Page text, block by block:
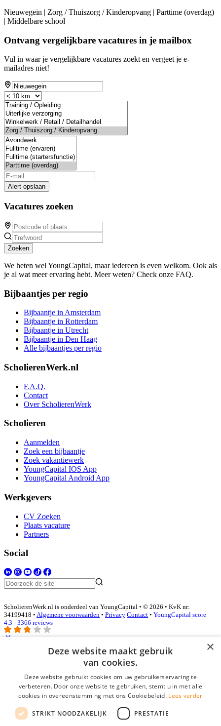
Nieuwegein | Zorg / Thuiszorg / Kinderopvang | Parttime (overdag)
| Middelbare school
Ontvang vergelijkbare vacatures in je mailbox
Vul in waar je vergelijkbare vacatures zoekt en vergeet je e-
mailadres niet!
Alert opslaan
Vacatures zoeken
Zoeken
We heten wel YoungCapital, maar iedereen is even welkom. Ook als
je al wat meer ervaring hebt. Meer weten? Check onze FAQ.
Bijbaantjes per regio
Bijbaantje in Amsterdam
Bijbaantje in Rotterdam
Bijbaantje in Utrecht
Bijbaantje in Den Haag
Alle bijbaantjes per regio
ScholierenWerk.nl
F.A.Q.
Contact
Over ScholierenWerk
Scholieren
Aanmelden
Zoek een bijbaantje
Zoek vakantiewerk
YoungCapital IOS App
YoungCapital Android App
Werkgevers
CV Zoeken
Plaats vacature
Partners
Social
ScholierenWerk.nl is onderdeel van YoungCapital • © 2026 • KvK nr:
34199418 • Algemene voorwaarden • Privacy Contact • YoungCapital score
4.3 - 3366 reviews
Inloggen als bedrijf
E-mail*
Wachtwoord
login gegevens onthouden
×
Deze website maakt gebruik
van cookies.
Deze website gebruikt cookies om uw gebruikerservaring te
verbeteren. Door onze website te gebruiken, stemt u in met alle
cookies in overeenstemming met ons Cookiebeleid. Lees verder
STRIKT NOODZAKELIJK PRESTATIE